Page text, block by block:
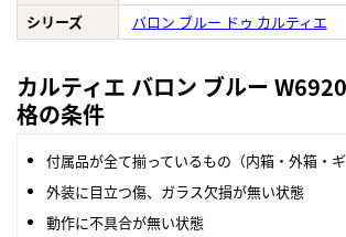
シリーズ
バロン ブルー ドゥ カルティエ
カルティエ バロン ブルー
格の条件
付属品が全て揃っているもの（内箱・外箱・ギ
外装に目立つ傷、ガラス欠損が無い状態
動作に不具合が無い状態